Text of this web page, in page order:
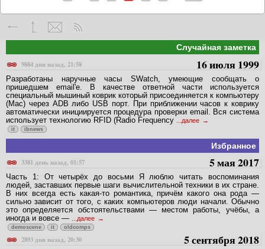
Случайная заметка
9884 дня назад, 21:58
16 июля 1999
Разработаны наручные часы SWatch, умеющие сообщать о
пришедшем email'e. В качестве ответной части используется
специальный мышиный коврик который присоединяется к компьютеру
(Mac) через ADB либо USB порт. При приближении часов к коврику
автоматически инициируется процедура проверки email. Вся система
использует технологию RFID (Radio Frequency
...далее
it ibnews
Избранное
3381 день назад, 01:57
5 мая 2017
Часть 1: От четырёх до восьми Я люблю читать воспоминания
людей, заставших первые шаги вычислительной техники в их стране.
В них всегда есть какая-то романтика, причём какого она рода —
сильно зависит от того, с каких компьютеров люди начали. Обычно
это определяется обстоятельствами — местом работы, учёбы, а
иногда и вовсе —
...далее
demoscene it oldcomps
2893 дня назад, 20:30 5 сентября 2018